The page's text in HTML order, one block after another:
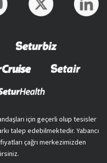
için geçerli olup tesisler
talep edebilmektedir. Yabancı
çağrı merkezimizden